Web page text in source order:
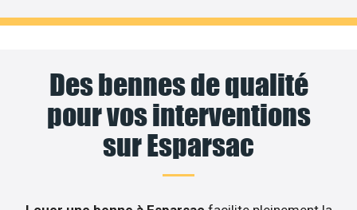
Des bennes de qualité
pour vos interventions
sur Esparsac